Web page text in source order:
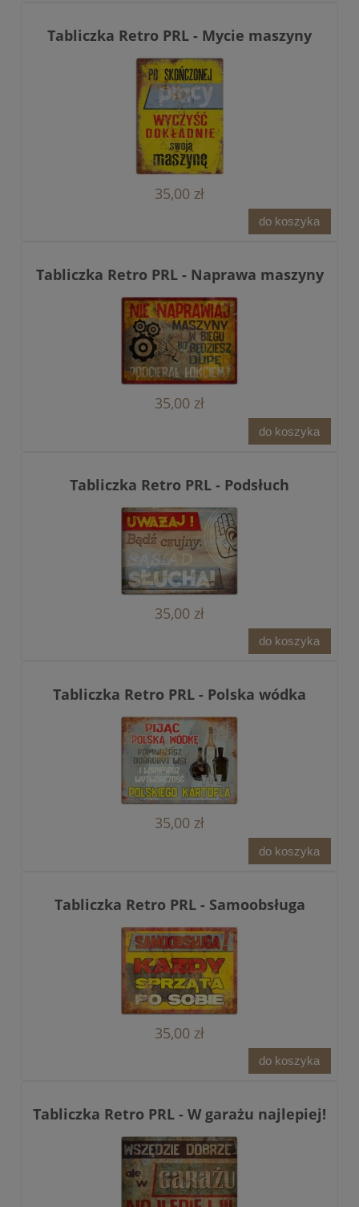
Tabliczka Retro PRL - Mycie maszyny
35,00 zł
do koszyka
Tabliczka Retro PRL - Naprawa maszyny
35,00 zł
do koszyka
Tabliczka Retro PRL - Podsłuch
35,00 zł
do koszyka
Tabliczka Retro PRL - Polska wódka
35,00 zł
do koszyka
Tabliczka Retro PRL - Samoobsługa
35,00 zł
do koszyka
Tabliczka Retro PRL - W garażu najlepiej!